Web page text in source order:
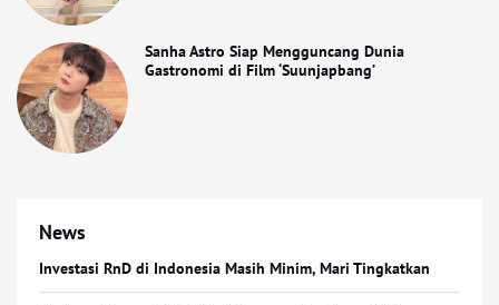
Sanha Astro Siap Mengguncang Dunia
Gastronomi di Film ‘Suunjapbang’
News
Investasi RnD di Indonesia Masih Minim, Mari Tingkatkan